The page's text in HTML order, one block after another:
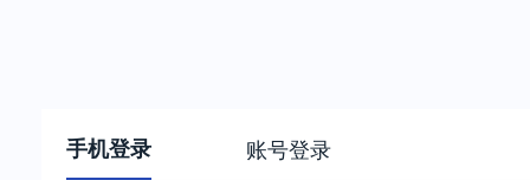
手机登录 账号登录